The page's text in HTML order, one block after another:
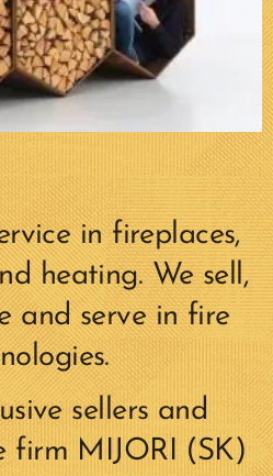
in fireplaces,
heating. We sell,
and serve in fire
sellers and
firm MIJORI (SK)